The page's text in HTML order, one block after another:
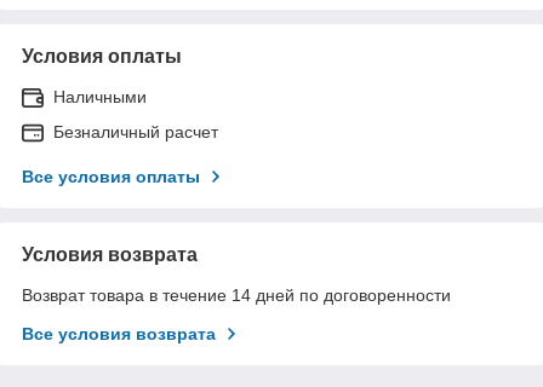
Условия оплаты
Наличными
Безналичный расчет
Все условия оплаты
Условия возврата
Возврат товара в течение 14 дней по договоренности
Все условия возврата